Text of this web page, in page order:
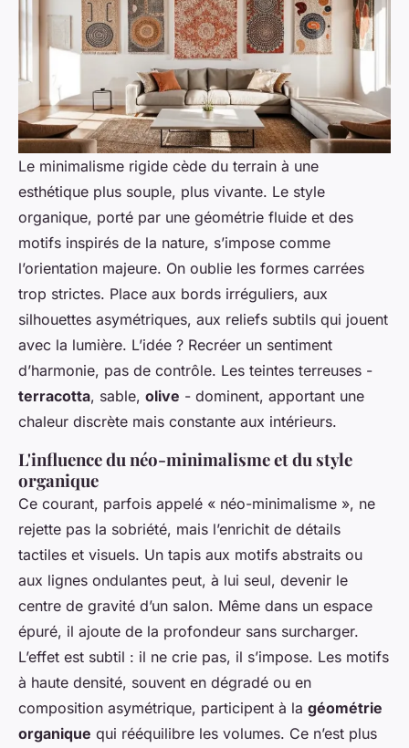
Le minimalisme rigide cède du terrain à une
esthétique plus souple, plus vivante. Le style
organique, porté par une géométrie fluide et des
motifs inspirés de la nature, s’impose comme
l’orientation majeure. On oublie les formes carrées
trop strictes. Place aux bords irréguliers, aux
silhouettes asymétriques, aux reliefs subtils qui jouent
avec la lumière. L’idée ? Recréer un sentiment
d’harmonie, pas de contrôle. Les teintes terreuses -
terracotta, sable, olive - dominent, apportant une
chaleur discrète mais constante aux intérieurs.
L'influence du néo-minimalisme et du style
organique
Ce courant, parfois appelé « néo-minimalisme », ne
rejette pas la sobriété, mais l’enrichit de détails
tactiles et visuels. Un tapis aux motifs abstraits ou
aux lignes ondulantes peut, à lui seul, devenir le
centre de gravité d’un salon. Même dans un espace
épuré, il ajoute de la profondeur sans surcharger.
L’effet est subtil : il ne crie pas, il s’impose. Les motifs
à haute densité, souvent en dégradé ou en
composition asymétrique, participent à la géométrie
organique qui rééquilibre les volumes. Ce n’est plus